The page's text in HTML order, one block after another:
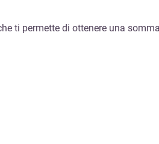
ti permette di ottenere una